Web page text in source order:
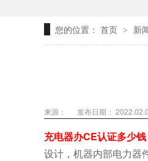
您的位置： 首页 > 新
来源： 发布日期：
充电器办CE认证多少钱
设计，机器内部电力器